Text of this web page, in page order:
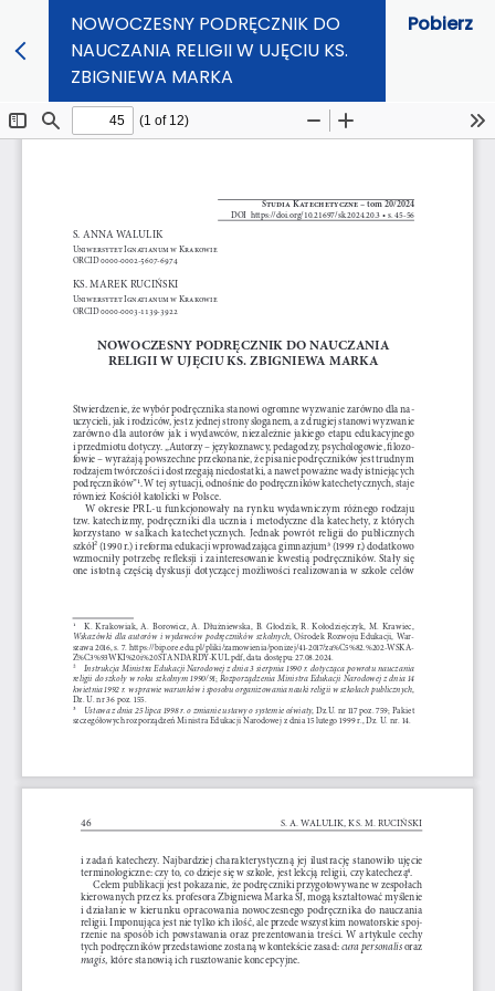
NOWOCZESNY PODRĘCZNIK DO
NAUCZANIA RELIGII W UJĘCIU KS.
ZBIGNIEWA MARKA
Pobierz